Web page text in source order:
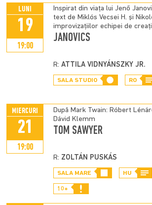
LUNI
19
19:00
Inspirat din viața lui Jenő
text de Miklós Vecsei H. şi
improvizațiilor echipei de
JANOVICS
R:ATTILA VIDNYÁNSZKY JR.
SALA STUDIO RO
MIERCURI
21
19:00
După Mark Twain: Róbert
Dávid Klemm
TOM SAWYER
R: ZOLTÁN PUSKÁS
SALA MARE HU
10+